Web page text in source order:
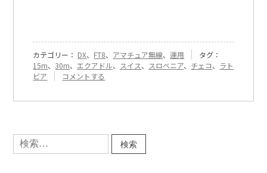
カテゴリー： DX、 FT8、 アマチュア無線、運用
タグ：
15m、 30m、エクアドル、 スイス、 スロベニア、 チェコ、 ラト
ビア
『[409]
コメントする
検
索: